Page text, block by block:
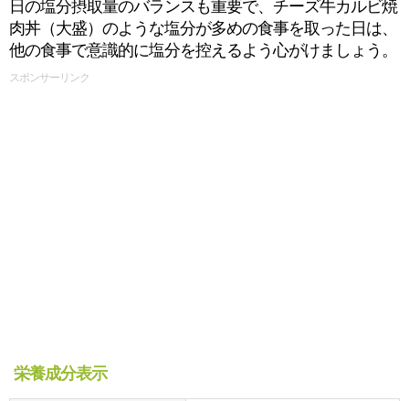
日の塩分摂取量のバランスも重要で、チーズ牛カルビ焼
肉丼（大盛）のような塩分が多めの食事を取った日は、
他の食事で意識的に塩分を控えるよう心がけましょう。
スポンサーリンク
栄養成分表示